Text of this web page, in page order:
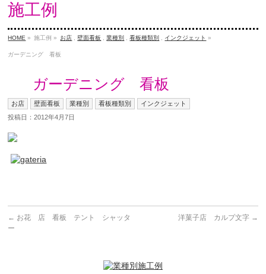
施工例
HOME » 施工例 » お店 ,壁面看板 ,業種別 ,看板種類別 インクジェット »
ガーデニング 看板
ガーデニング 看板
お店 壁面看板 業種別 看板種類別
インクジェット
投稿日：2012年4月7日
← お花 店 看板 テント シャッタ
ー
洋菓子店 カルプ文字 →